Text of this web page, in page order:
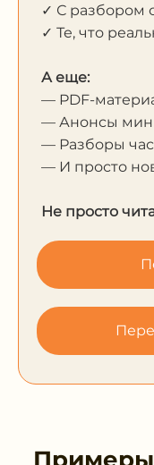
✓ С разбором
✓ Те, что
А еще:
— PDF-
— Анонсы
— Разборы
— И просто
Не просто